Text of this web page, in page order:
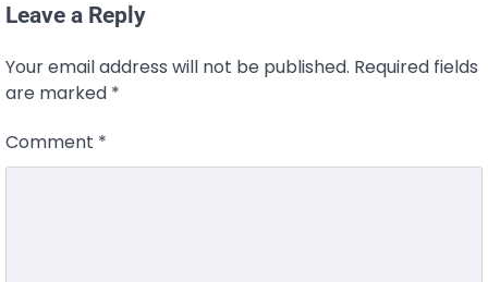
Leave a Reply
Your email address will not be published. Required fields
are marked *
Comment *